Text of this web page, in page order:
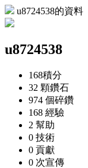
u8724538的資料
u8724538
168積分
32 顆鑽石
974 個碎鑽
168 經驗
2 幫助
0 技術
0 貢獻
0 次宣傳